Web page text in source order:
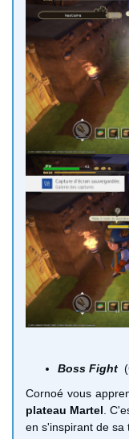
Boss Fight
Cornoé vous
plateau Martel .
en s'inspirant de sa